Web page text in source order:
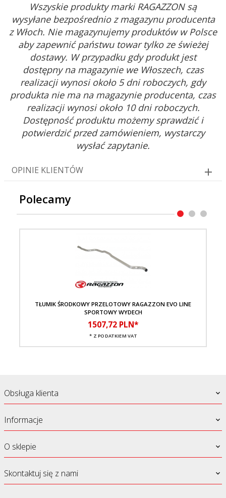
Wszyskie produkty marki RAGAZZON są
wysyłane bezpośrednio z magazynu producenta
z Włoch. Nie magazynujemy produktów w Polsce
aby zapewnić państwu towar tylko ze świeżej
dostawy. W przypadku gdy produkt jest
dostępny na magazynie we Włoszech, czas
realizacji wynosi około 5 dni roboczych, gdy
produkta nie ma na magazynie producenta, czas
realizacji wynosi około 10 dni roboczych.
Dostępność produktu możemy sprawdzić i
potwierdzić przed zamówieniem, wystarczy
wysłać zapytanie.
OPINIE KLIENTÓW
Polecamy
TŁUMIK ŚRODKOWY PRZELOTOWY RAGAZZON EVO LINE
SPORTOWY WYDECH
1507,72 PLN*
* Z PODATKIEM VAT
Obsługa klienta
Informacje
O sklepie
Skontaktuj się z nami